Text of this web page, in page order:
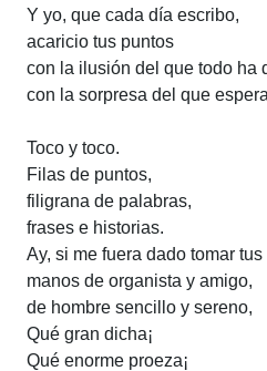
Y yo, que cada día escribo,
acaricio tus puntos
con la ilusión del que todo ha
con la sorpresa del que
Toco y toco.
Filas de puntos,
filigrana de palabras,
frases e historias.
Ay, si me fuera dado tomar tus
manos de organista y amigo,
de hombre sencillo y sereno,
Qué gran dicha¡
Qué enorme proeza¡